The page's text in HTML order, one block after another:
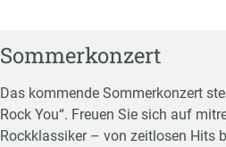
Sommerkonzert
Das kommende Sommerkonzert
Rock You“. Freuen Sie sich auf
Rockklassiker – von zeitlosen Hits